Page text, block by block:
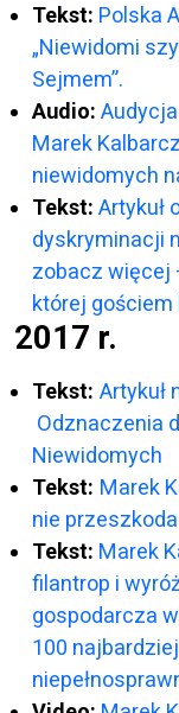
Tekst: Polska
„Niewidomi
Sejmem”.
Audio: Audycja
Marek
niewidomych
Tekst: Artykuł
dyskryminacji
zobacz więcej
której gościem
2017 r.
Tekst: Artykuł
Odznaczenia
Niewidomych
Tekst: Marek
nie przeszkoda
Tekst: Marek
filantrop i
gospodarcza
100